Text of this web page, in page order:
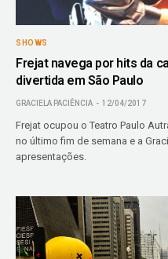
SHOWS
Frejat navega por hits da
divertida em São Paulo
GRACIELA PACIÊNCIA 12/04/2017
Frejat ocupou o Teatro Paulo
no último fim de semana e a
apresentações.